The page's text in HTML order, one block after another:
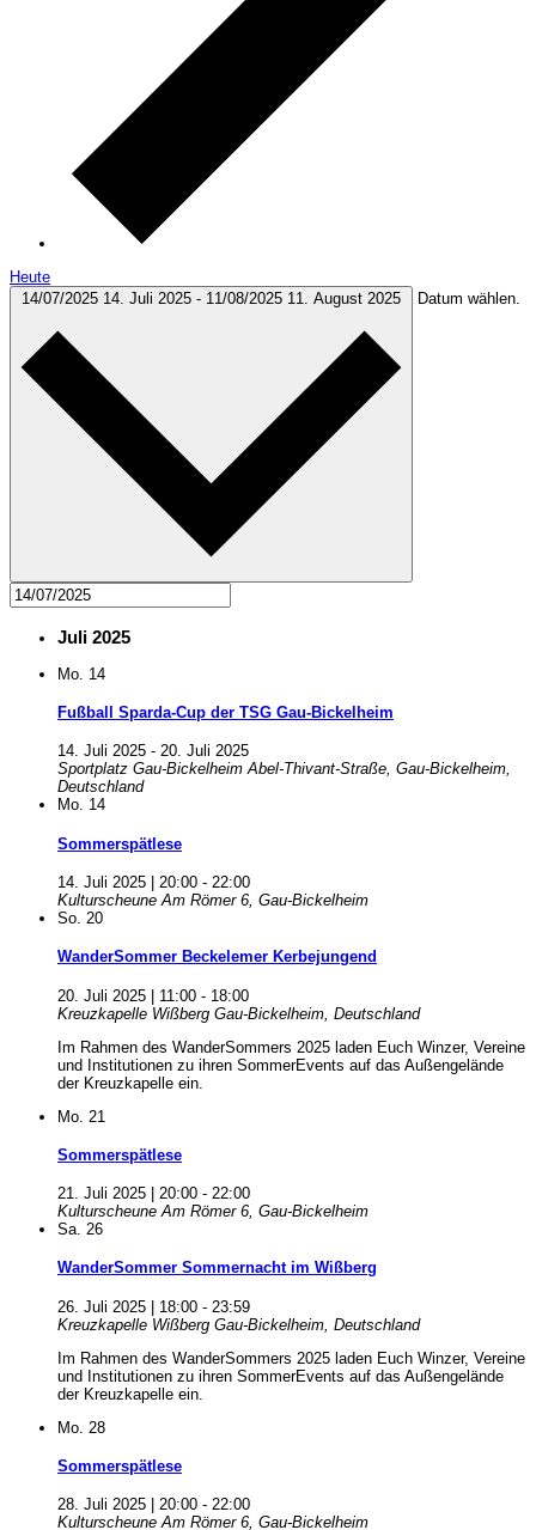
Heute
14/07/2025 14. Juli 2025 - 11/08/2025 11. August 2025 Datum wählen.
Juli 2025
Mo. 14
Fußball Sparda-Cup der TSG Gau-Bickelheim
14. Juli 2025 - 20. Juli 2025
Sportplatz Gau-BickelheimAbel-Thivant-Straße, Gau-Bickelheim,
Deutschland
Mo. 14
Sommerspätlese
14. Juli 2025 | 20:00 - 22:00
KulturscheuneAm Römer 6, Gau-Bickelheim
So. 20
WanderSommer Beckelemer Kerbejungend
20. Juli 2025 | 11:00 - 18:00
Kreuzkapelle Wißberg Gau-Bickelheim, Deutschland
Im Rahmen des WanderSommers 2025 laden Euch Winzer, Vereine
und Institutionen zu ihren SommerEvents auf das Außengelände
der Kreuzkapelle ein.
Mo. 21
Sommerspätlese
21. Juli 2025 | 20:00 - 22:00
KulturscheuneAm Römer 6, Gau-Bickelheim
Sa. 26
WanderSommer Sommernacht im Wißberg
26. Juli 2025 | 18:00 - 23:59
Kreuzkapelle Wißberg Gau-Bickelheim, Deutschland
Im Rahmen des WanderSommers 2025 laden Euch Winzer, Vereine
und Institutionen zu ihren SommerEvents auf das Außengelände
der Kreuzkapelle ein.
Mo. 28
Sommerspätlese
28. Juli 2025 | 20:00 - 22:00
KulturscheuneAm Römer 6, Gau-Bickelheim